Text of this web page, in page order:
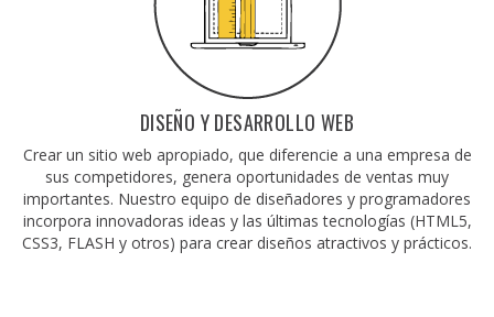
DISEÑO Y DESARROLLO WEB
Crear un sitio web apropiado, que diferencie a una empresa de
sus competidores, genera oportunidades de ventas muy
importantes. Nuestro equipo de diseñadores y programadores
incorpora innovadoras ideas y las últimas tecnologías (HTML5,
CSS3, FLASH y otros) para crear diseños atractivos y prácticos.